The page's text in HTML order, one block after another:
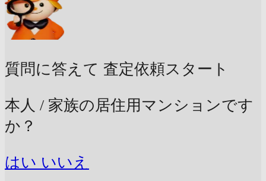
質問に答えて 査定依頼スタート
本人 / 家族の居住用マンションです
か？
はい いいえ